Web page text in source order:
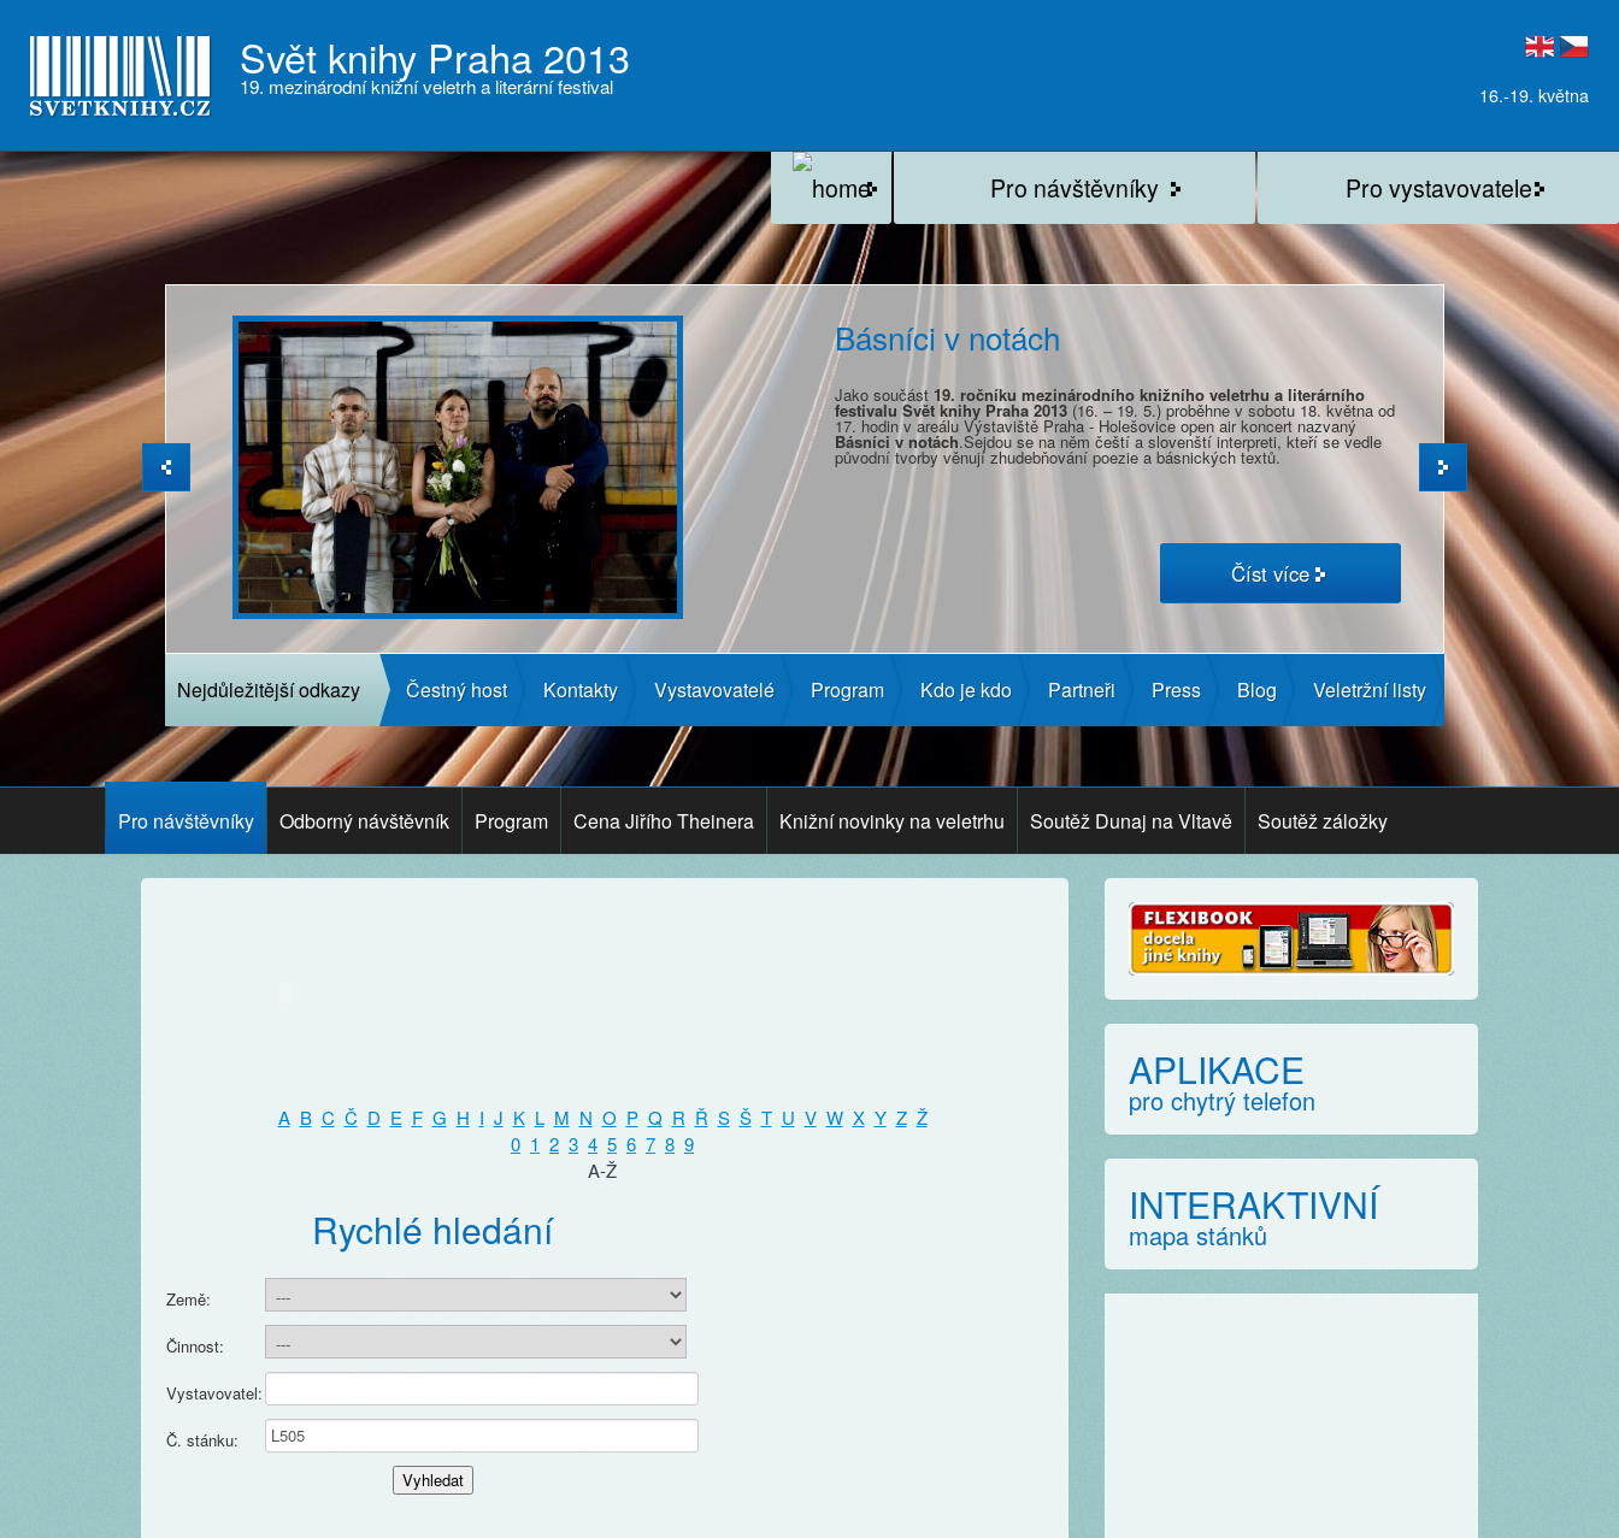
16.-19. května
Svět knihy Praha 2013
19. mezinárodní knižní veletrh a literární festival
Pro vystavovatele
Pro návštěvníky
Básníci v notách
Jako součást 19. ročníku mezinárodního knižního veletrhu a literárního
festivalu Svět knihy Praha 2013 (16. – 19. 5.) proběhne v sobotu 18. května od
17. hodin v areálu Výstaviště Praha - Holešovice open air koncert nazvaný
Básníci v notách.Sejdou se na něm čeští a slovenští interpreti, kteří se vedle
původní tvorby věnují zhudebňování poezie a básnických textů.
Číst více
Nejdůležitější odkazy Čestný host Kontakty Vystavovatelé Program Kdo je kdo Partneři Press Blog Veletržní listy
Pro návštěvníky Odborný návštěvník Program Cena Jiřího Theinera Knižní novinky na veletrhu Soutěž Dunaj na Vltavě Soutěž záložky
A B C Č D E F G H I J K L M N O P Q R Ř S Š T U V W X Y Z Ž
0 1 2 3 4 5 6 7 8 9
A-Ž
Rychlé hledání
Země:
Činnost:
Vystavovatel:
Č. stánku:
APLIKACE
pro chytrý telefon
INTERAKTIVNÍ
mapa stánků